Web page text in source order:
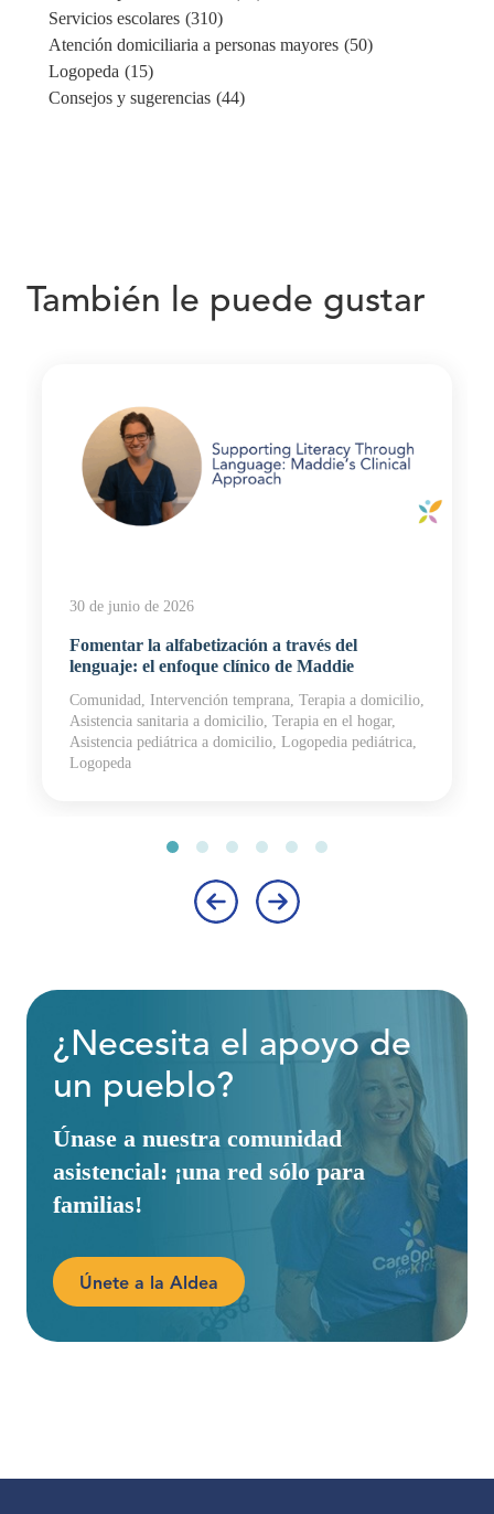
Servicios escolares (310)
Atención domiciliaria a personas mayores (50)
Logopeda (15)
Consejos y sugerencias (44)
También le puede gustar
30 de junio de 2026
Fomentar la alfabetización a través del
lenguaje: el enfoque clínico de Maddie
Comunidad, Intervención temprana, Terapia a domicilio,
Asistencia sanitaria a domicilio, Terapia en el hogar,
Asistencia pediátrica a domicilio, Logopedia pediátrica,
Logopeda
¿Necesita el apoyo de
un pueblo?
Únase a nuestra comunidad
asistencial: ¡una red sólo para
familias!
Únete a la Aldea